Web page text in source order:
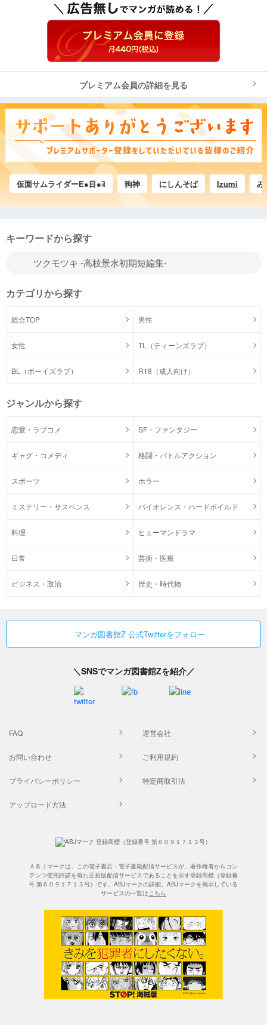
プレミアム会員の詳細を見る
仮面サムライダーE●目●ﾖ 狗神 にしんそば Izumi みや
キーワードから探す
カテゴリから探す
総合TOP 男性
女性 TL（ティーンズラブ）
BL（ボーイズラブ） R18（成人向け）
ジャンルから探す
恋愛・ラブコメ SF・ファンタジー
ギャグ・コメディ 格闘・バトルアクション
スポーツ ホラー
ミステリー・サスペンス バイオレンス・ハードボイルド
料理 ヒューマンドラマ
日常 芸術・医療
ビジネス・政治 歴史・時代物
マンガ図書館Z 公式Twitterをフォロー
＼SNSでマンガ図書館Zを紹介／
FAQ 運営会社
お問い合わせ ご利用規約
プライバシーポリシー 特定商取引法
アップロード方法
ＡＢＪマークは、この電子書店・電子書籍配信サービスが、著作権者からコン
テンツ使用許諾を得た正規版配信サービスであることを示す登録商標（登録番
号 第６０９１７１３号）です。ABJマークの詳細、ABJマークを掲示している
サービスの一覧はこちら